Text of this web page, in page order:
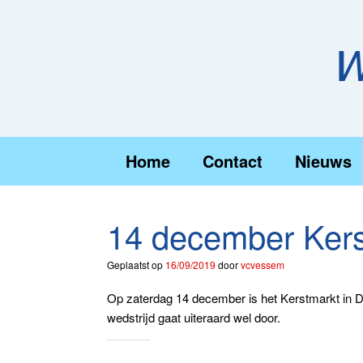
Home Contact Nieuws
14 december
Geplaatst op 16/09/2019 doorvcvessem
Op zaterdag 14 december is het Kerstmarkt in
wedstrijd gaat uiteraard wel door.